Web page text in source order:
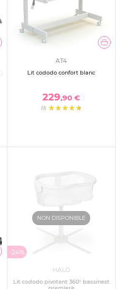
AT4
Lit cododo confort blanc
229,90 €
(9)
NON DISPONIBLE
-24%
HALO
Lit cododo pivotant 360° bassinest